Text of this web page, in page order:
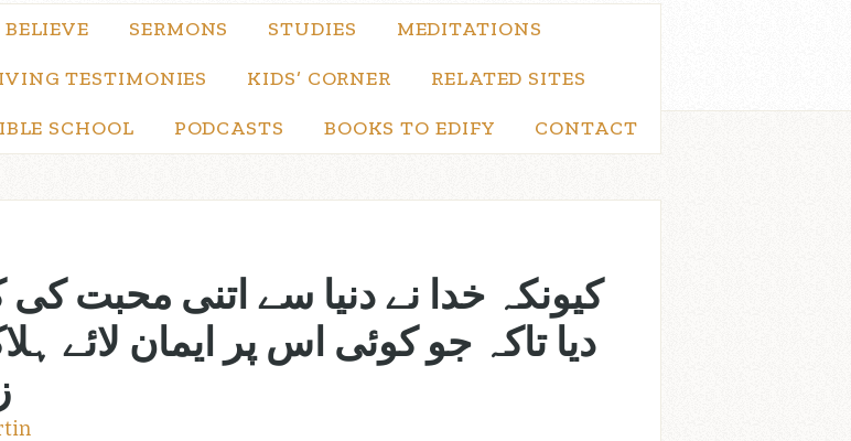
SERMONS STUDIES MEDITATIONS
TESTIMONIES KIDS’ CORNER RELATED SITES
SCHOOL PODCASTS BOOKS TO EDIFY CONTACT
دیا تاکہ جو کوئی اس پر ایمان لائے